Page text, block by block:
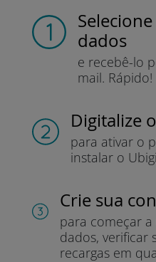
dados
e recebê-lo
mail. Rápido!
Digitalize
para ativar o
instalar o
Crie sua
para começar
dados, verificar
recargas em